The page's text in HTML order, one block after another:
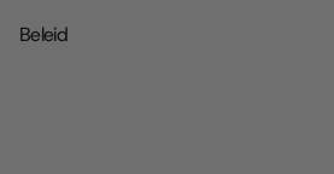
Beleid